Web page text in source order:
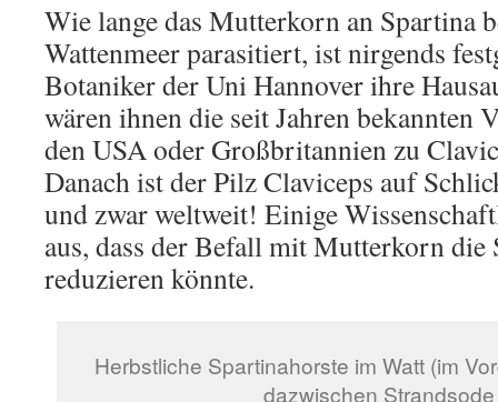
Wie lange das Mutterkorn an Spartina
Wattenmeer parasitiert, ist nirgends
Botaniker der Uni Hannover ihre
wären ihnen die seit Jahren bekannten
den USA oder Großbritannien zu
Danach ist der Pilz Claviceps auf
und zwar weltweit! Einige
aus, dass der Befall mit Mutterkorn die
reduzieren könnte.
Herbstliche Spartinahorste im Watt (im
dazwischen